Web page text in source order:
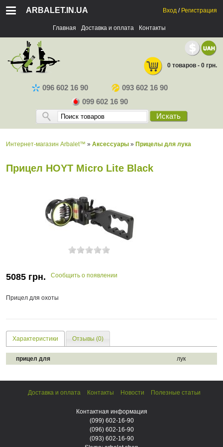
ARBALET.IN.UA
Главная Доставка и оплата Контакты
Вход / Регистрация
096 602 16 90
093 602 16 90
099 602 16 90
Искать
0 товаров - 0 грн.
Интернет-магазин Arbalet™ » Аксессуары » Прицелы для лука
Прицел HOYT Micro Lite Black
5085 грн. Сообщить о появлении
Прицел для охоты
Характеристики Отзывы (0)
прицел для лук
Доставка и оплата Контакты Новости Полезные статьи
Контактная информация
(099) 602-16-90
(096) 602-16-90
(093) 602-16-90